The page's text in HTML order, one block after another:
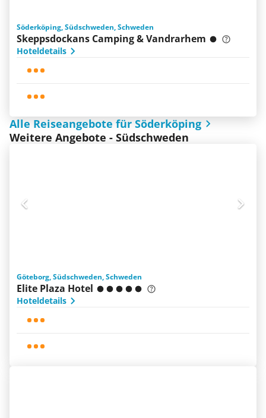
Söderköping, Südschweden, Schweden
Skeppsdockans Camping & Vandrarhem
Hoteldetails
Alle Reiseangebote für Söderköping
Weitere Angebote - Südschweden
Göteborg, Südschweden, Schweden
Elite Plaza Hotel
Hoteldetails